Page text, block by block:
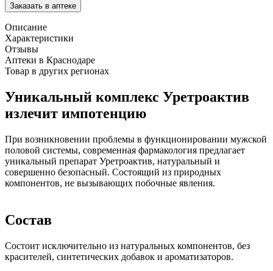
Описание
Характеристики
Отзывы
Аптеки в Краснодаре
Товар в других регионах
Уникальный комплекс Уретроактив
излечит импотенцию
При возникновении проблемы в функционировании мужской
половой системы, современная фармакология предлагает
уникальный препарат Уретроактив, натуральный и
совершенно безопасный. Состоящий из природных
компонентов, не вызывающих побочные явления.
Состав
Состоит исключительно из натуральных компонентов, без
красителей, синтетических добавок и ароматизаторов.